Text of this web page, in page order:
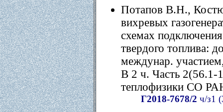
Потапов В.Н.,
вихревых
схемах
твердого топлива:
междунар.
В 2 ч. Часть 2(56.1-
теплофизики СО
Г2018-7678/2 ч/з1